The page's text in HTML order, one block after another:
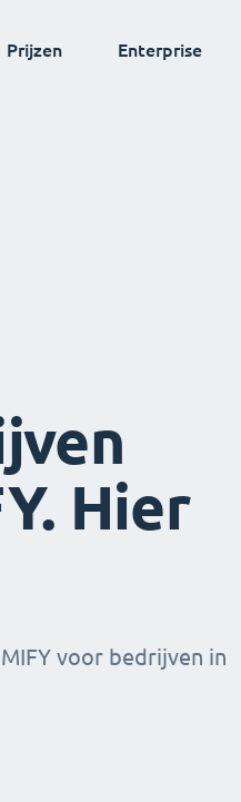
Prijzen Enterprise
Hier
voor bedrijven in